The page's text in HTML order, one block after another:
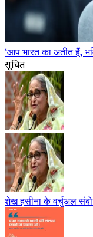
‘आप भारत का अतीत हैं,
सूचित
शेख हसीना के वर्चुअल